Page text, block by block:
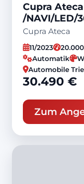
Cupra
/NAVI/LED/
Cupra Ateca
11/2023
Automatik
Automobile
30.490 €
Zum